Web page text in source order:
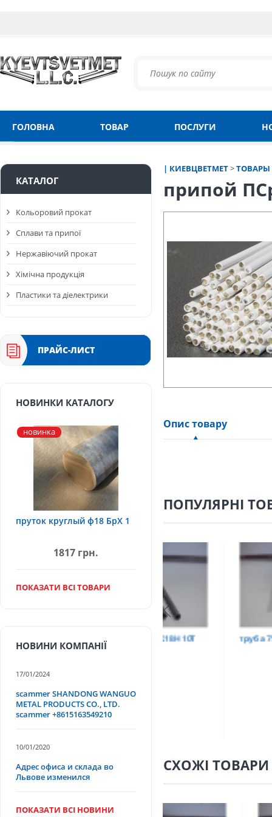
ГОЛОВНА ТОВАР ПОСЛУГИ
| КИЕВЦВЕТМЕТ>ТОВАРЫ
припой
Опис товару
ПОПУЛЯРНІ
труба 75х1,5,
СХОЖІ ТОВАРИ
КАТАЛОГ
Кольоровий прокат
Сплави та припої
Нержавіючий прокат
Хімічна продукція
Пластики та діелектрики
ПРАЙС-ЛИСТ
НОВИНКИ КАТАЛОГУ
новинка
пруток круглый ф18 БрХ 1
1817 грн.
ПОКАЗАТИ ВСІ ТОВАРИ
НОВИНИ КОМПАНІЇ
17/01/2024
scammer SHANDONG WANGUO
METAL PRODUCTS CO., LTD.
scammer +8615163549210
10/01/2020
Адрес офиса и склада во
Львове изменился
ПОКАЗАТИ ВСІ НОВИНИ